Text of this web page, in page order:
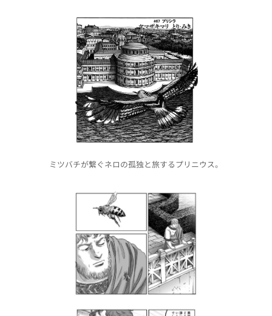
ミツバチが繋ぐネロの孤独と旅するプリニウス。